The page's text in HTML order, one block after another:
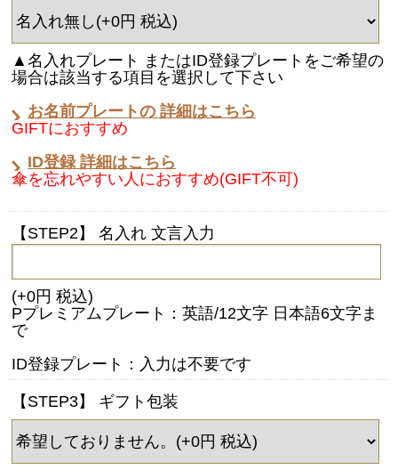
▲名入れプレート またはID登録プレートをご希望の
場合は該当する項目を選択して下さい
お名前プレートの 詳細はこちら
GIFTにおすすめ
ID登録 詳細はこちら
傘を忘れやすい人におすすめ(GIFT不可)
【STEP2】 名入れ 文言入力
(+0円 税込)
Pプレミアムプレート：英語/12文字 日本語6文字ま
で
ID登録プレート：入力は不要です
【STEP3】 ギフト包装